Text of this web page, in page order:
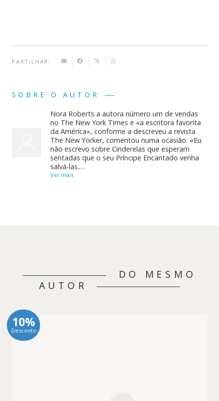
PARTILHAR:
SOBRE O AUTOR
Nora Roberts a autora número um de vendas
no The New York Times e «a escritora favorita
da América», conforme a descreveu a revista
The New Yorker, comentou numa ocasião: «Eu
não escrevo sobre Cinderelas que esperam
sentadas que o seu Príncipe Encantado venha
salvá-las.…
Ver mais
DO MESMO
AUTOR
10%
Desconto